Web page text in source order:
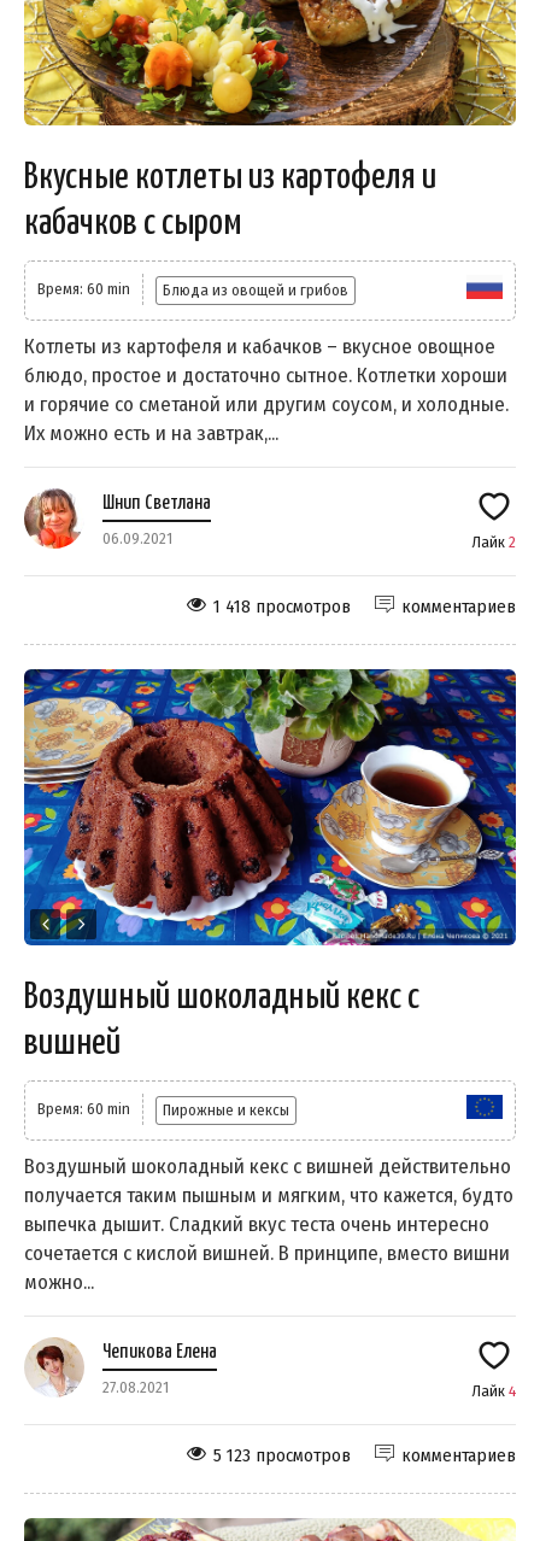
Вкусные котлеты из картофеля и
кабачков с сыром
Время: 60 min Блюда из овощей и грибов
Котлеты из картофеля и кабачков – вкусное овощное
блюдо, простое и достаточно сытное. Котлетки хороши
и горячие со сметаной или другим соусом, и холодные.
Их можно есть и на завтрак,...
Шнип Светлана
06.09.2021 Лайк 2
комментариев
1 418 просмотров
Воздушный шоколадный кекс с
вишней
Время: 60 min Пирожные и кексы
Воздушный шоколадный кекс с вишней действительно
получается таким пышным и мягким, что кажется, будто
выпечка дышит. Сладкий вкус теста очень интересно
сочетается с кислой вишней. В принципе, вместо вишни
можно...
Чепикова Елена
27.08.2021 Лайк 4
комментариев
5 123 просмотров